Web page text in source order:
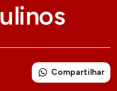
Compartilhar